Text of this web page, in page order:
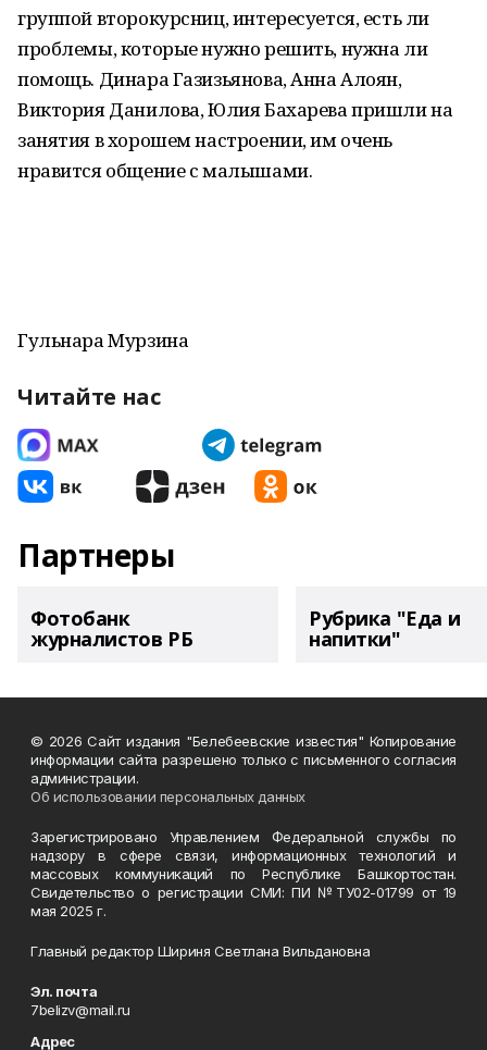
группой второкурсниц, интересуется, есть ли
проблемы, которые нужно решить, нужна ли
помощь. Динара Газизьянова, Анна Алоян,
Виктория Данилова, Юлия Бахарева пришли на
занятия в хорошем настроении, им очень
нравится общение с малышами.
Гульнара Мурзина
Читайте нас
Партнеры
Фотобанк
журналистов РБ
Рубрика "Еда и
напитки"
© 2026 Сайт издания "Белебеевские известия" Копирование
информации сайта разрешено только с письменного согласия
администрации.
Об использовании персональных данных
Зарегистрировано Управлением Федеральной службы по
надзору в сфере связи, информационных технологий и
массовых коммуникаций по Республике Башкортостан.
Свидетельство о регистрации СМИ: ПИ №ТУ02-01799 от 19
мая 2025 г.
Главный редактор Шириня Светлана Вильдановна
Эл. почта
7belizv@mail.ru
Адрес